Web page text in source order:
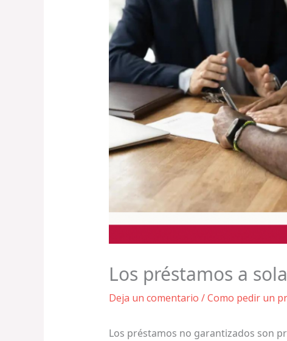
Los préstamos a
Deja un comentario /Como pedir un
Los préstamos no garantizados son